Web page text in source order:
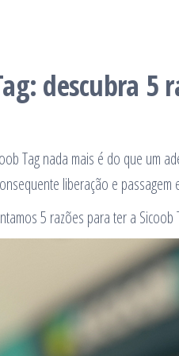
descubra 5
Tag nada mais é do que um
liberação e
5 razões para ter a Sicoob